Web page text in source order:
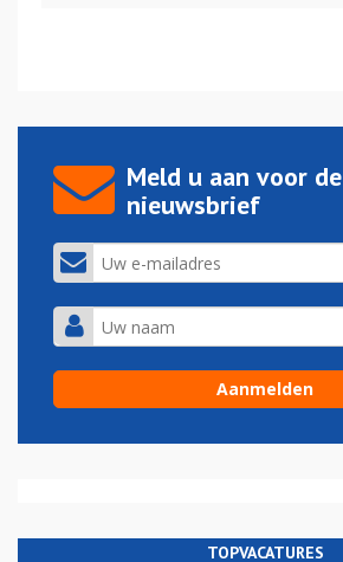
Meld u aan voor de
nieuwsbrief
TOPVACATURES